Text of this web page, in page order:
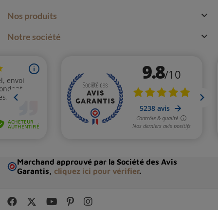
Nos produits 
Notre société 
Marchand approuvé par la Société des Avis
Garantis, cliquez ici pour vérifier.